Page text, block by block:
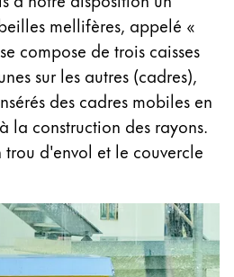
les pays et les langues
les pays et les langues
mellifères, appelé «
compose de trois caisses
sur les autres (cadres),
des cadres mobiles en
la construction des rayons.
d'envol et le couvercle